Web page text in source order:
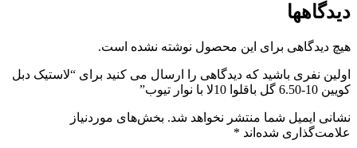
دیدگاهها
هیچ دیدگاهی برای این محصول نوشته نشده است.
اولین نفری باشید که دیدگاهی را ارسال می کنید برای “لاستیک دبل
کویین 10-6.50 گل باقلوا 10لا با نوار تیوب”
نشانی ایمیل شما منتشر نخواهد شد. بخش‌های موردنیاز
علامت‌گذاری شده‌اند *